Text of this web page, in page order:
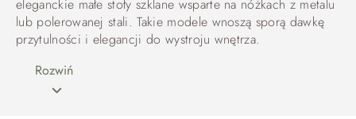
eleganckie małe stoły szklane wsparte na nóżkach z metalu
lub polerowanej stali. Takie modele wnoszą sporą dawkę
przytulności i elegancji do wystroju wnętrza.
Rozwiń